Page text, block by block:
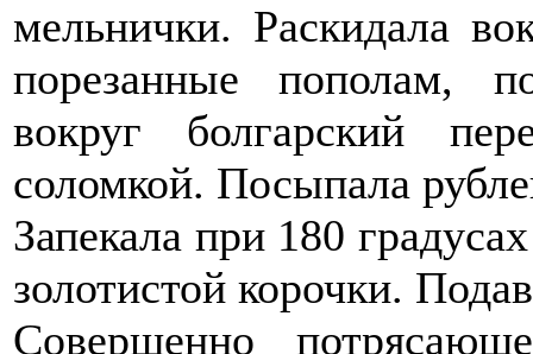
мельнички. Раскидала
порезанные пополам,
вокруг болгарский
соломкой. Посыпала
Запекала при 180
золотистой корочки.
Совершенно